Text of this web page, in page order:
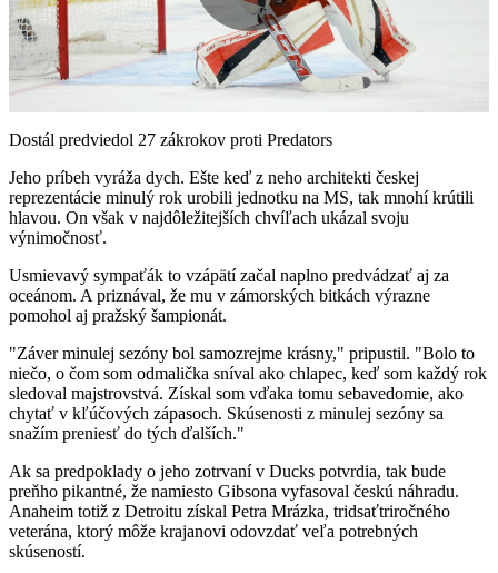
Play
Video
Dostál predviedol 27 zákrokov proti Predators
Jeho príbeh vyráža dych. Ešte keď z neho architekti českej
reprezentácie minulý rok urobili jednotku na MS, tak mnohí krútili
hlavou. On však v najdôležitejších chvíľach ukázal svoju
výnimočnosť.
Usmievavý sympaťák to vzápätí začal naplno predvádzať aj za
oceánom. A priznával, že mu v zámorských bitkách výrazne
pomohol aj pražský šampionát.
"Záver minulej sezóny bol samozrejme krásny," pripustil. "Bolo to
niečo, o čom som odmalička sníval ako chlapec, keď som každý rok
sledoval majstrovstvá. Získal som vďaka tomu sebavedomie, ako
chytať v kľúčových zápasoch. Skúsenosti z minulej sezóny sa
snažím preniesť do tých ďalších."
Ak sa predpoklady o jeho zotrvaní v Ducks potvrdia, tak bude
preňho pikantné, že namiesto Gibsona vyfasoval českú náhradu.
Anaheim totiž z Detroitu získal Petra Mrázka, tridsaťtriročného
veterána, ktorý môže krajanovi odovzdať veľa potrebných
skúseností.